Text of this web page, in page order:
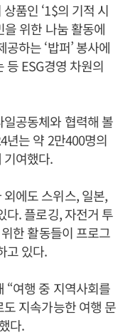
품인 ‘1$의 기적 시
을 위한 나눔 활동에
하는 ‘밥퍼’ 봉사에
등 ESG경영 차원의
공동체와 협력해 볼
년는 약 2만400명의
여했다.
에도 스위스, 일본,
다. 플로깅, 자전거 투
한 활동들이 프로그
고 있다.
“여행 중 지역사회를
지속가능한 여행 문
다.